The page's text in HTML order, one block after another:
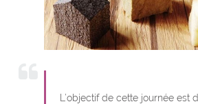
L’objectif de cette journée est d